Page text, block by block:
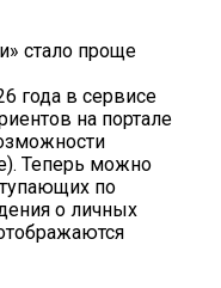
стало проще
года в сервисе
на портале
Теперь можно
по
о личных